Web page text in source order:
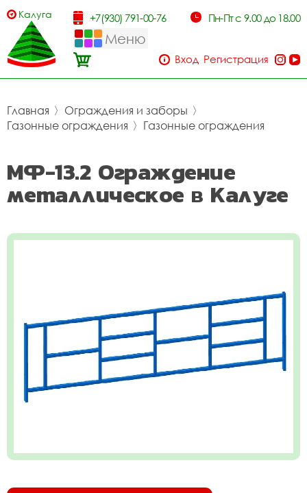
Калуга +7(930) 791-00-76 Пн-Пт с 9.00 до 18.00
Меню
Вход Регистрация
Главная 〉 Ограждения и заборы 〉
Газонные ограждения 〉 Газонные ограждения
МФ-13.2 Ограждение
металлическое в Калуге